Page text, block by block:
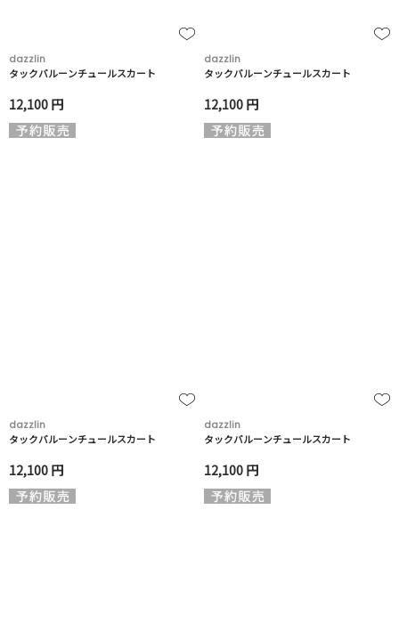
dazzlin
タックバルーンチュールスカート
12,100 円
dazzlin
タックバルーンチュールスカート
12,100 円
dazzlin
タックバルーンチュールスカート
12,100 円
dazzlin
タックバルーンチュールスカート
12,100 円